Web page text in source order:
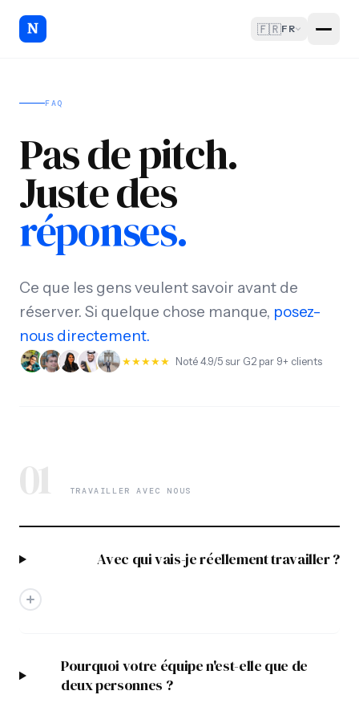
🇫🇷FR
FAQ
Pas de pitch.
Juste des
réponses.
Ce que les gens veulent savoir avant de
réserver. Si quelque chose manque, posez-
nous directement.
★★★★★ Noté 4.9/5 sur G2 par 9+ clients
01 TRAVAILLER AVEC NOUS
Avec qui vais-je réellement travailler ?
Pourquoi votre équipe n'est-elle que de
deux personnes ?